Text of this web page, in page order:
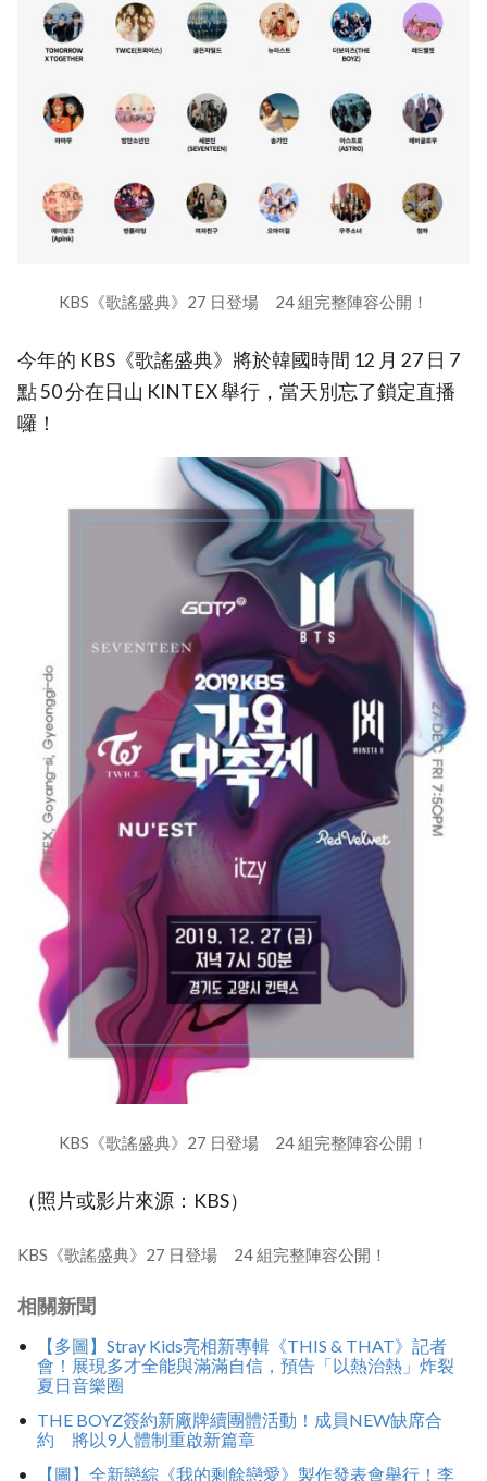
KBS《歌謠盛典》27 日登場 24 組完整陣容公開！
今年的 KBS《歌謠盛典》將於韓國時間 12 月 27 日 7
點 50 分在日山 KINTEX 舉行，當天別忘了鎖定直播
囉！
KBS《歌謠盛典》27 日登場 24 組完整陣容公開！
（照片或影片來源：KBS）
KBS《歌謠盛典》27 日登場 24 組完整陣容公開！
相關新聞
【多圖】Stray Kids亮相新專輯《THIS & THAT》記者
會！展現多才全能與滿滿自信，預告「以熱治熱」炸裂
夏日音樂圈
THE BOYZ簽約新廠牌續團體活動！成員NEW缺席合
約 將以9人體制重啟新篇章
【圖】全新戀綜《我的剩餘戀愛》製作發表會舉行！李